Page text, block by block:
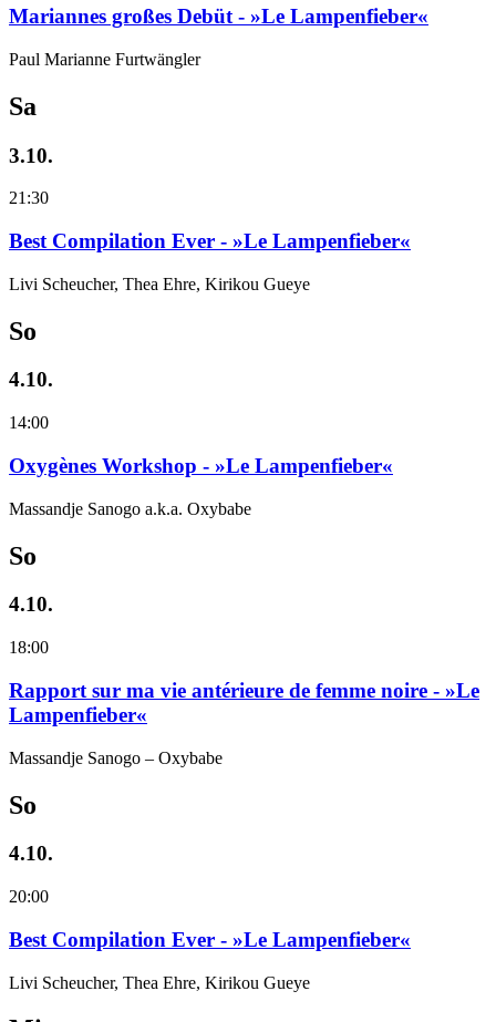
Mariannes großes Debüt - »Le Lampenfieber«
Paul Marianne Furtwängler
Sa
3.10.
21:30
Best Compilation Ever - »Le Lampenfieber«
Livi Scheucher, Thea Ehre, Kirikou Gueye
So
4.10.
14:00
Oxygènes Workshop - »Le Lampenfieber«
Massandje Sanogo a.k.a. Oxybabe
So
4.10.
18:00
Rapport sur ma vie antérieure de femme noire - »Le
Lampenfieber«
Massandje Sanogo – Oxybabe
So
4.10.
20:00
Best Compilation Ever - »Le Lampenfieber«
Livi Scheucher, Thea Ehre, Kirikou Gueye